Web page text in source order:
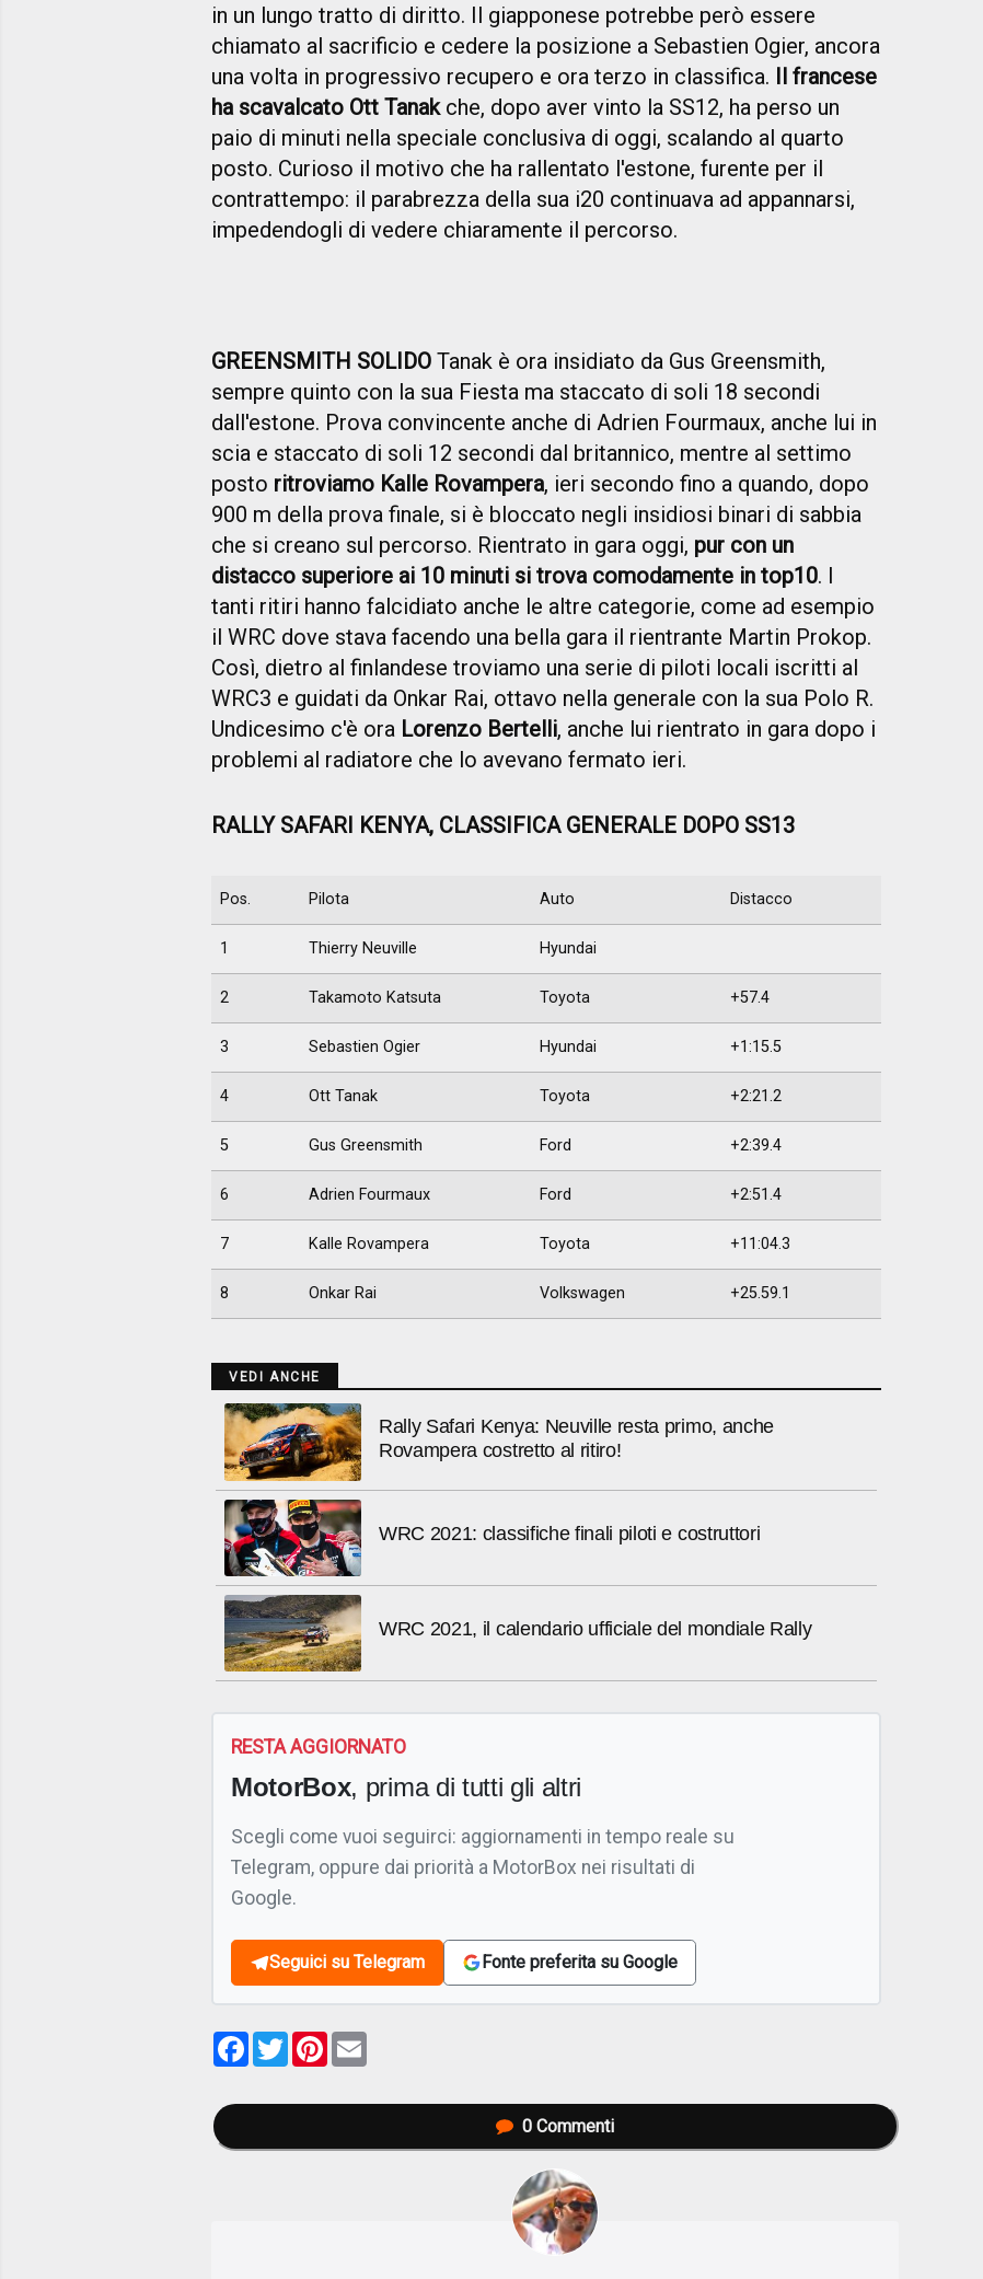
in un lungo tratto di diritto. Il giapponese potrebbe però essere
chiamato al sacrificio e cedere la posizione a Sebastien Ogier, ancora
una volta in progressivo recupero e ora terzo in classifica. Il francese
ha scavalcato Ott Tanakche, dopo aver vinto la SS12, ha perso un
paio di minuti nella speciale conclusiva di oggi, scalando al quarto
posto. Curioso il motivo che ha rallentato l'estone, furente per il
contrattempo: il parabrezza della sua i20 continuava ad appannarsi,
impedendogli di vedere chiaramente il percorso.
GREENSMITH SOLIDO Tanak è ora insidiato da Gus Greensmith,
sempre quinto con la sua Fiesta ma staccato di soli 18 secondi
dall'estone. Prova convincente anche di Adrien Fourmaux, anche lui in
scia e staccato di soli 12 secondi dal britannico, mentre al settimo
posto ritroviamo Kalle Rovampera, ieri secondo fino a quando, dopo
900 m della prova finale, si è bloccato negli insidiosi binari di sabbia
che si creano sul percorso. Rientrato in gara oggi, pur con un
distacco superiore ai 10 minuti si trova comodamente in top10. I
tanti ritiri hanno falcidiato anche le altre categorie, come ad esempio
il WRC dove stava facendo una bella gara il rientrante Martin Prokop.
Così, dietro al finlandese troviamo una serie di piloti locali iscritti al
WRC3 e guidati da Onkar Rai, ottavo nella generale con la sua Polo R.
Undicesimo c'è ora Lorenzo Bertelli, anche lui rientrato in gara dopo i
problemi al radiatore che lo avevano fermato ieri.
RALLY SAFARI KENYA, CLASSIFICA GENERALE DOPO SS13
Pos. Pilota Auto Distacco
1 Thierry Neuville Hyundai
2 Takamoto Katsuta Toyota +57.4
3 Sebastien Ogier Hyundai +1:15.5
4 Ott Tanak Toyota +2:21.2
5 Gus Greensmith Ford +2:39.4
6 Adrien Fourmaux Ford +2:51.4
7 Kalle Rovampera Toyota +11:04.3
8 Onkar Rai Volkswagen +25.59.1
VEDI ANCHE
Rally Safari Kenya: Neuville resta primo, anche
Rovampera costretto al ritiro!
WRC 2021: classifiche finali piloti e costruttori
WRC 2021, il calendario ufficiale del mondiale Rally
RESTA AGGIORNATO
MotorBox, prima di tutti gli altri
Scegli come vuoi seguirci: aggiornamenti in tempo reale su
Telegram, oppure dai priorità a MotorBox nei risultati di
Google.
Seguici su Telegram Fonte preferita su Google
Facebook
TwitterPinterest
0 Commenti